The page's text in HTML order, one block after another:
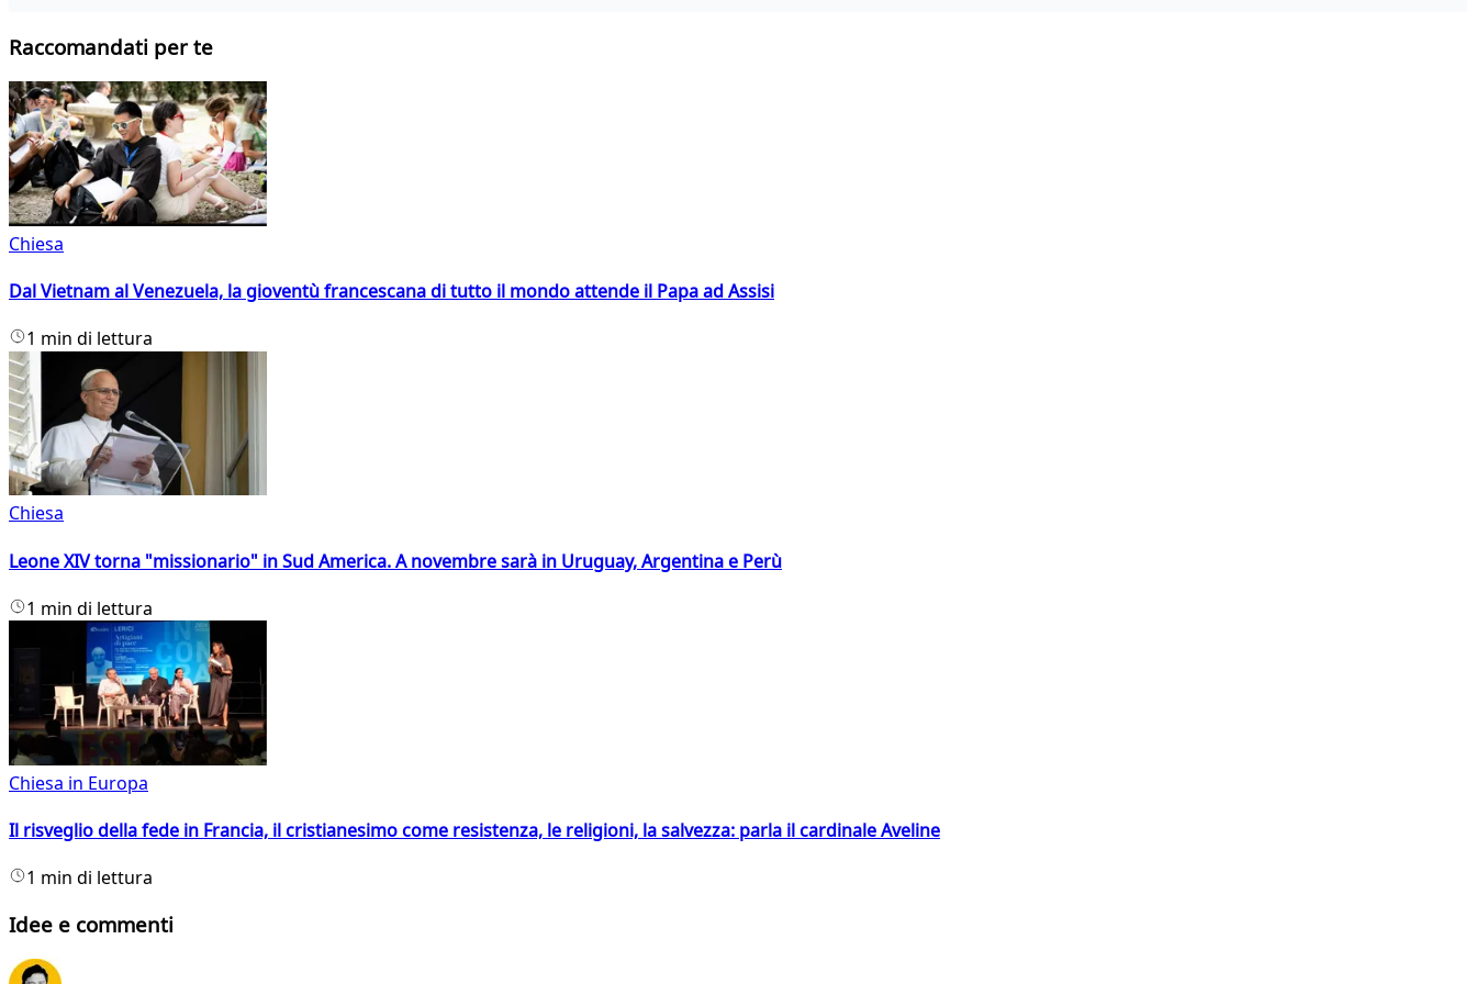
Raccomandati per te
Chiesa
Dal Vietnam al Venezuela, la gioventù francescana di tutto il mondo attende il Papa ad Assisi
1 min di lettura
Chiesa
Leone XIV torna "missionario" in Sud America. A novembre sarà in Uruguay, Argentina e Perù
1 min di lettura
Chiesa in Europa
Il risveglio della fede in Francia, il cristianesimo come resistenza, le religioni, la salvezza: parla il cardinale Aveline
1 min di lettura
Idee e commenti